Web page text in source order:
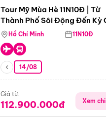
Tour Mỹ Mùa Hè 11N10Đ | Từ
Thành Phố Sôi Động Đến Kỳ
Thiên Nhiên Mỹ
Hồ Chí Minh 11N10Đ
14/08
Giá từ:
112.900.000đ Xem